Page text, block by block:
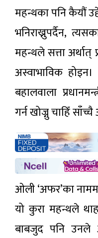
महन्थका पनि कैयौं
भनिराख्नुपर्दैन,
महन्थले सत्ता अर्थात्
अस्वाभाविक होइन।
बहालवाला
गर्न खोज्नु चाहिँ
ओली ‘अफर’का
यो कुरा महन्थले
बाबजुद पनि उनले